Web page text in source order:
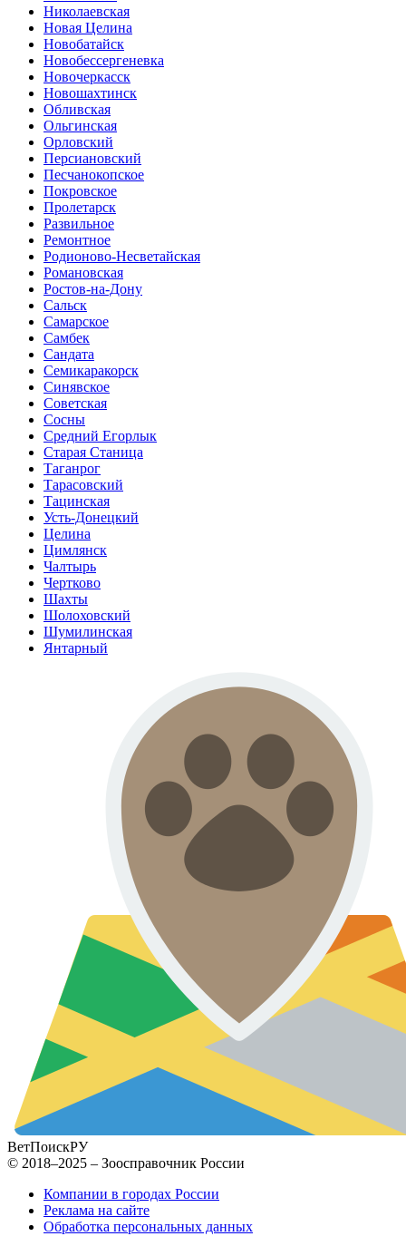
Николаевская
Новая Целина
Новобатайск
Новобессергеневка
Новочеркасск
Новошахтинск
Обливская
Ольгинская
Орловский
Персиановский
Песчанокопское
Покровское
Пролетарск
Развильное
Ремонтное
Родионово-Несветайская
Романовская
Ростов-на-Дону
Сальск
Самарское
Самбек
Сандата
Семикаракорск
Синявское
Советская
Сосны
Средний Егорлык
Старая Станица
Таганрог
Тарасовский
Тацинская
Усть-Донецкий
Целина
Цимлянск
Чалтырь
Чертково
Шахты
Шолоховский
Шумилинская
Янтарный
ВетПоискРУ
© 2018–2025 – Зоосправочник России
Компании в городах России
Реклама на сайте
Обработка персональных данных